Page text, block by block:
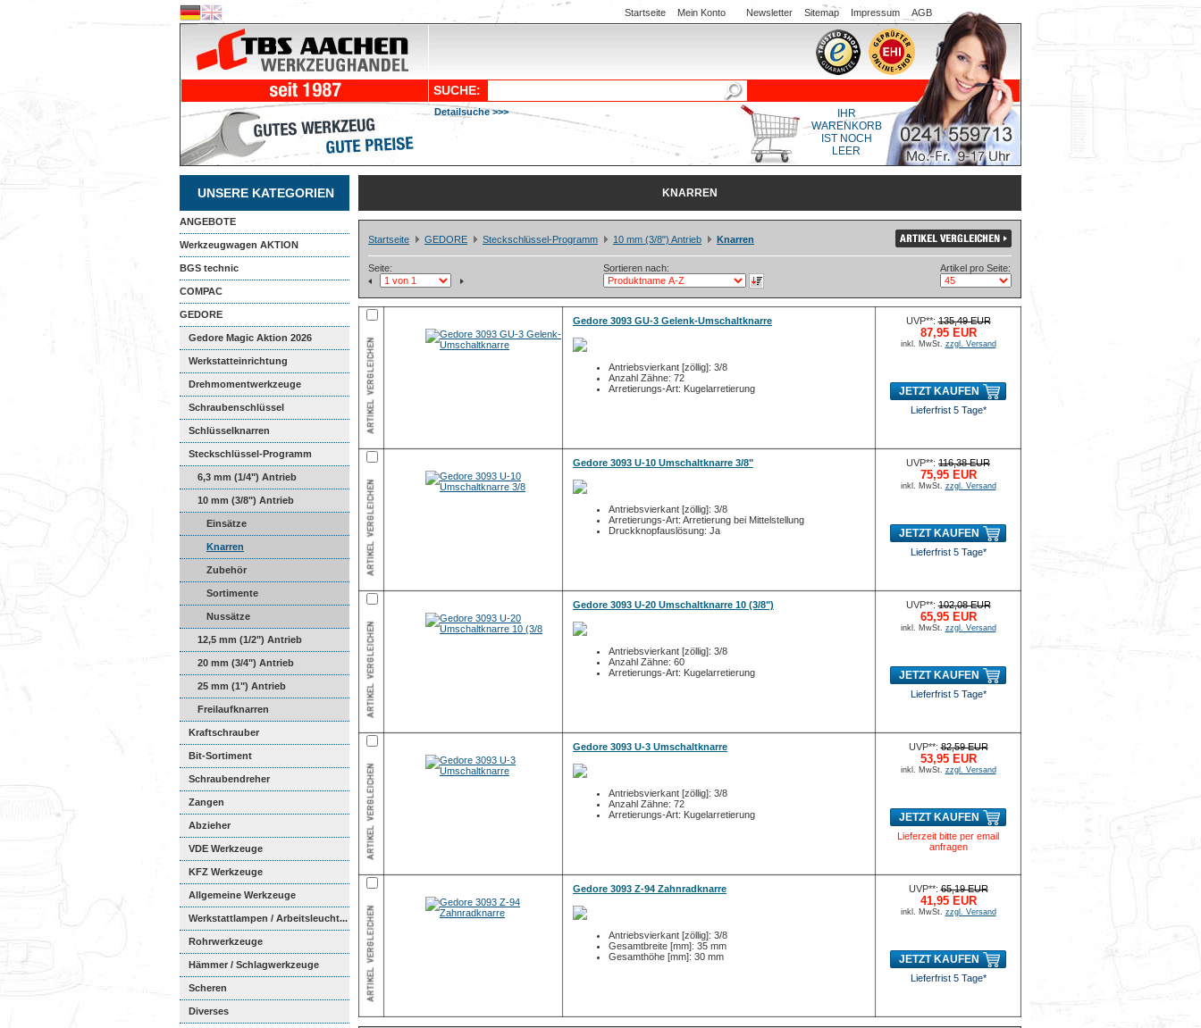
Startseite Mein Konto Newsletter Sitemap Impressum AGB
SUCHE:
Detailsuche >>>
IHR
WARENKORB
IST NOCH
LEER
UNSERE KATEGORIEN
ANGEBOTE
Werkzeugwagen AKTION
BGS technic
COMPAC
GEDORE
Gedore Magic Aktion 2026
Werkstatteinrichtung
Drehmomentwerkzeuge
Schraubenschlüssel
Schlüsselknarren
Steckschlüssel-Programm
6,3 mm (1/4") Antrieb
10 mm (3/8") Antrieb
Einsätze
Knarren
Zubehör
Sortimente
Nussätze
12,5 mm (1/2") Antrieb
20 mm (3/4") Antrieb
25 mm (1") Antrieb
Freilaufknarren
Kraftschrauber
Bit-Sortiment
Schraubendreher
Zangen
Abzieher
VDE Werkzeuge
KFZ Werkzeuge
Allgemeine Werkzeuge
Werkstattlampen / Arbeitsleucht...
Rohrwerkzeuge
Hämmer / Schlagwerkzeuge
Scheren
Diverses
KNARREN
Startseite GEDORE Steckschlüssel-Programm 10 mm (3/8") Antrieb Knarren
Seite: Sortieren nach: Artikel pro Seite:
Gedore 3093 GU-3 Gelenk-Umschaltknarre
Antriebsvierkant [zöllig]: 3/8
Anzahl Zähne: 72
Arretierungs-Art: Kugelarretierung
UVP**:135,49 EUR
87,95 EUR
inkl. MwSt. zzgl. Versand
JETZT KAUFEN
Lieferfrist 5 Tage*
Gedore 3093 U-10 Umschaltknarre 3/8"
Antriebsvierkant [zöllig]: 3/8
Arretierungs-Art: Arretierung bei Mittelstellung
Druckknopfauslösung: Ja
UVP**: 116,38 EUR
75,95 EUR
inkl. MwSt. zzgl. Versand
JETZT KAUFEN
Lieferfrist 5 Tage*
Gedore 3093 U-20 Umschaltknarre 10 (3/8")
Antriebsvierkant [zöllig]: 3/8
Anzahl Zähne: 60
Arretierungs-Art: Kugelarretierung
UVP**:102,08 EUR
65,95 EUR
inkl. MwSt. zzgl. Versand
JETZT KAUFEN
Lieferfrist 5 Tage*
Gedore 3093 U-3 Umschaltknarre
Antriebsvierkant [zöllig]: 3/8
Anzahl Zähne: 72
Arretierungs-Art: Kugelarretierung
UVP**:82,59 EUR
53,95 EUR
inkl. MwSt. zzgl. Versand
JETZT KAUFEN
Lieferzeit bitte per email
anfragen
Gedore 3093 Z-94 Zahnradknarre
Antriebsvierkant [zöllig]: 3/8
Gesamtbreite [mm]: 35 mm
Gesamthöhe [mm]: 30 mm
UVP**:65,19 EUR
41,95 EUR
inkl. MwSt. zzgl. Versand
JETZT KAUFEN
Lieferfrist 5 Tage*